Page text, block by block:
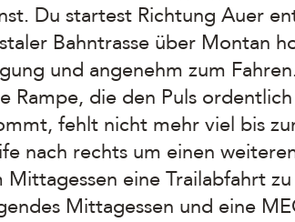
Du startest Richtung Auer
Bahntrasse über Montan
und angenehm zum
Rampe, die den Puls
fehlt nicht mehr viel bis
nach rechts um einen
eine Trailabfahrt
Mittagessen und eine